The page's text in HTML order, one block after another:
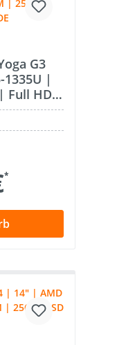
G3
|
| Full HD |
*